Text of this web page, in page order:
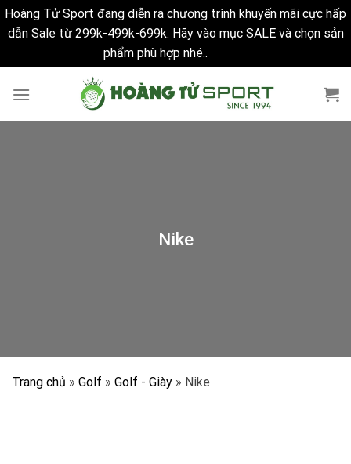
Hoàng Tử Sport đang diễn ra chương trình khuyến mãi cực hấp
dẫn Sale từ 299k-499k-699k. Hãy vào mục SALE và chọn sản
phẩm phù hợp nhé..
Nike
Trang chủ » Golf » Golf - Giày » Nike